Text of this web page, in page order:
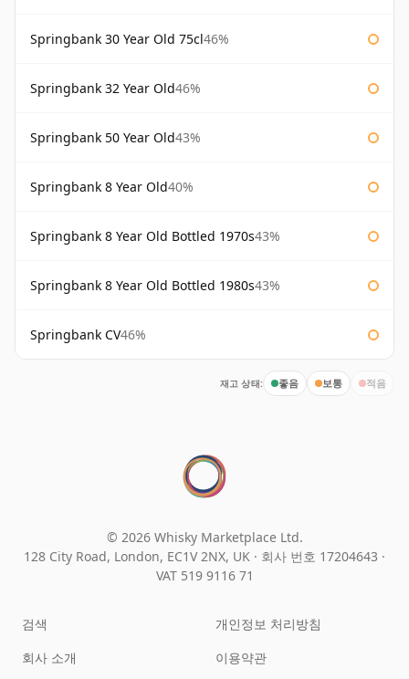
Springbank 30 Year Old 75cl46%
Springbank 32 Year Old46%
Springbank 50 Year Old43%
Springbank 8 Year Old40%
Springbank 8 Year Old Bottled 1970s43%
Springbank 8 Year Old Bottled 1980s43%
Springbank CV46%
재고 상태: 좋음 보통 적음
© 2026 Whisky Marketplace Ltd.
128 City Road, London, EC1V 2NX, UK · 회사 번호 17204643 ·
VAT 519 9116 71
검색
회사 소개
개인정보 처리방침
이용약관